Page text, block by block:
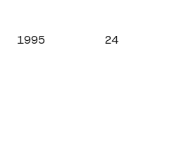
1995 24